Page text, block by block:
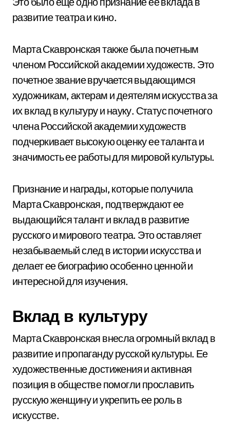
развитие театра и кино.
Марта Скавронская также была почетным
членом Российской академии художеств. Это
почетное звание вручается выдающимся
художникам, актерам и деятелям искусства за
их вклад в культуру и науку. Статус почетного
члена Российской академии художеств
подчеркивает высокую оценку ее таланта и
значимость ее работы для мировой культуры.
Признание и награды, которые получила
Марта Скавронская, подтверждают ее
выдающийся талант и вклад в развитие
русского и мирового театра. Это оставляет
незабываемый след в истории искусства и
делает ее биографию особенно ценной и
интересной для изучения.
Вклад в культуру
Марта Скавронская внесла огромный вклад в
развитие и пропаганду русской культуры. Ее
художественные достижения и активная
позиция в обществе помогли прославить
русскую женщину и укрепить ее роль в
искусстве.